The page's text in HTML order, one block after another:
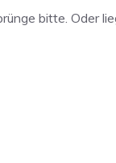
bitte. Oder